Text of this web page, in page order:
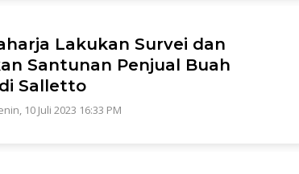
Lakukan Survei dan
Santunan Penjual Buah
Salletto
10 Juli 2023 16:33 PM